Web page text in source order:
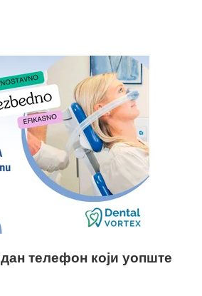
телефон који уопште